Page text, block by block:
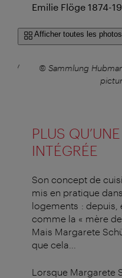
Emilie Flöge 1874-
Afficher toutes les photos
/
© Sammlung
PLUS
INTÉGRÉE
Son concept de
mis en pratique
logements : depuis,
comme la « mère
Mais Margarete
que cela...
Lorsque Margarete